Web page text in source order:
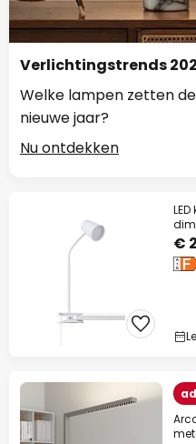
Verlichtingstrends
Welke lampen zetten
nieuwe jaar?
Nu ontdekken
€